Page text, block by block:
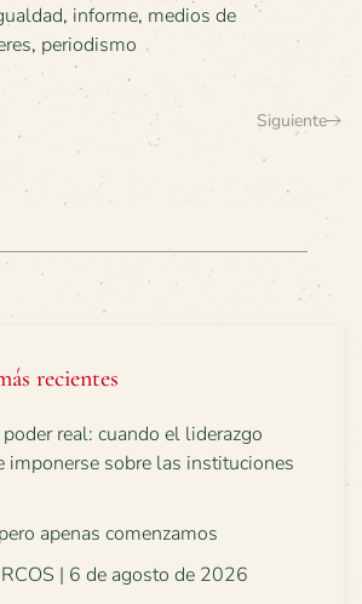
, informe, medios de
, periodismo
Siguiente
recientes
real: cuando el liderazgo
imponerse sobre las instituciones
apenas comenzamos
| 6 de agosto de 2026